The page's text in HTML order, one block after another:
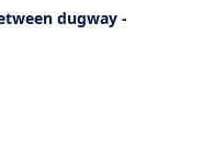
dugway -